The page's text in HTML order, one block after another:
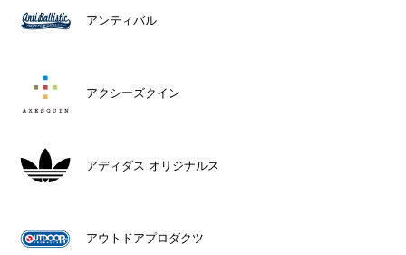
アンティバル
アクシーズクイン
アディダス オリジナルス
アウトドアプロダクツ